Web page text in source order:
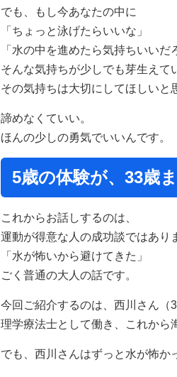
でも、もし今あなたの中に
「ちょっと泳げたらいいな」
「水の中を進めたら気持ちいいだ
そんな気持ちが少しでも芽生えて
その気持ちは大切にしてほしいと
諦めなくていい。
ほんの少しの勇気でいいんです。
5歳の体験が、33歳
これからお話しするのは、
運動が得意な人の成功談ではあり
「水が怖いから避けてきた」
ごく普通の大人の話です。
今回ご紹介するのは、西川さん（
理学療法士として働き、これから
でも、西川さんはずっと水が怖か